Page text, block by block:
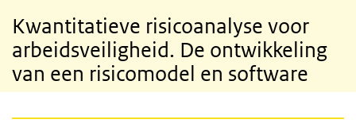
Kwantitatieve risicoanalyse voor
arbeidsveiligheid. De ontwikkeling
van een risicomodel en software